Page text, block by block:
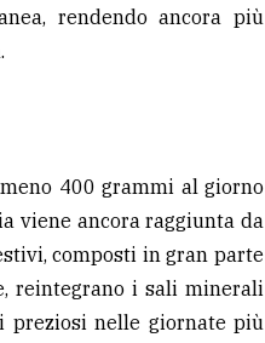
rendendo ancora più
400 grammi al giorno
viene ancora raggiunta da
composti in gran parte
reintegrano i sali minerali
preziosi nelle giornate più